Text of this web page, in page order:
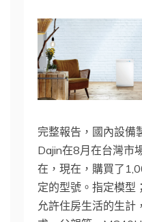
完整報告，國內設備
Dajin在8月在台灣市
在，現在，購買了
定的型號。指定模型
允許住房生活的生計